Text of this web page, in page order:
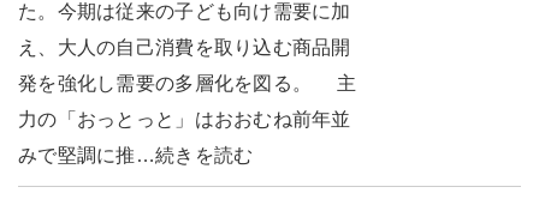
た。今期は従来の子ども向け需要に加
え、大人の自己消費を取り込む商品開
発を強化し需要の多層化を図る。 主
力の「おっとっと」はおおむね前年並
みで堅調に推…続きを読む